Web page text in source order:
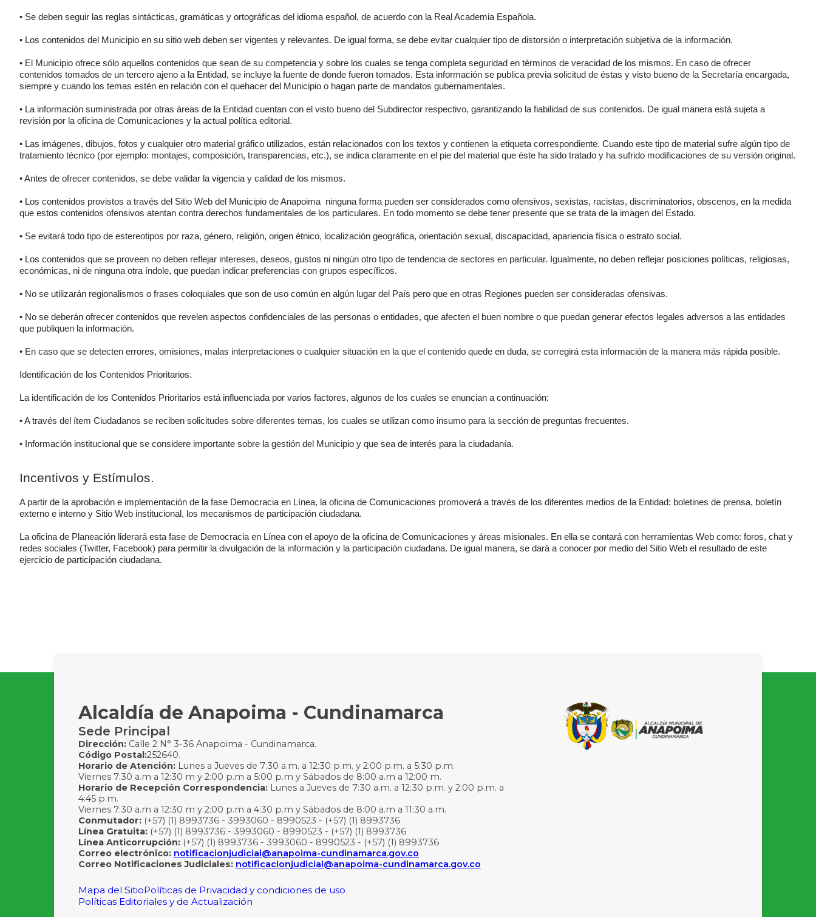
• Se deben seguir las reglas sintácticas, gramáticas y ortográficas del idioma español, de acuerdo con la Real Academia Española.
• Los contenidos del Municipio en su sitio web deben ser vigentes y relevantes. De igual forma, se debe evitar cualquier tipo de distorsión o interpretación subjetiva de la información.
• El Municipio ofrece sólo aquellos contenidos que sean de su competencia y sobre los cuales se tenga completa seguridad en términos de veracidad de los mismos. En caso de ofrecer
contenidos tomados de un tercero ajeno a la Entidad, se incluye la fuente de donde fueron tomados. Esta información se publica previa solicitud de éstas y visto bueno de la Secretaría encargada,
siempre y cuando los temas estén en relación con el quehacer del Municipio o hagan parte de mandatos gubernamentales.
• La información suministrada por otras áreas de la Entidad cuentan con el visto bueno del Subdirector respectivo, garantizando la fiabilidad de sus contenidos. De igual manera está sujeta a
revisión por la oficina de Comunicaciones y la actual política editorial.
• Las imágenes, dibujos, fotos y cualquier otro material gráfico utilizados, están relacionados con los textos y contienen la etiqueta correspondiente. Cuando este tipo de material sufre algún tipo de
tratamiento técnico (por ejemplo: montajes, composición, transparencias, etc.), se indica claramente en el pie del material que éste ha sido tratado y ha sufrido modificaciones de su versión original.
• Antes de ofrecer contenidos, se debe validar la vigencia y calidad de los mismos.
• Los contenidos provistos a través del Sitio Web del Municipio de Anapoima ninguna forma pueden ser considerados como ofensivos, sexistas, racistas, discriminatorios, obscenos, en la medida
que estos contenidos ofensivos atentan contra derechos fundamentales de los particulares. En todo momento se debe tener presente que se trata de la imagen del Estado.
• Se evitará todo tipo de estereotipos por raza, género, religión, origen étnico, localización geográfica, orientación sexual, discapacidad, apariencia física o estrato social.
• Los contenidos que se proveen no deben reflejar intereses, deseos, gustos ni ningún otro tipo de tendencia de sectores en particular. Igualmente, no deben reflejar posiciones políticas, religiosas,
económicas, ni de ninguna otra índole, que puedan indicar preferencias con grupos específicos.
• No se utilizarán regionalismos o frases coloquiales que son de uso común en algún lugar del País pero que en otras Regiones pueden ser consideradas ofensivas.
• No se deberán ofrecer contenidos que revelen aspectos confidenciales de las personas o entidades, que afecten el buen nombre o que puedan generar efectos legales adversos a las entidades
que publiquen la información.
• En caso que se detecten errores, omisiones, malas interpretaciones o cualquier situación en la que el contenido quede en duda, se corregirá esta información de la manera más rápida posible.
Identificación de los Contenidos Prioritarios.
La identificación de los Contenidos Prioritarios está influenciada por varios factores, algunos de los cuales se enuncian a continuación:
• A través del ítem Ciudadanos se reciben solicitudes sobre diferentes temas, los cuales se utilizan como insumo para la sección de preguntas frecuentes.
• Información institucional que se considere importante sobre la gestión del Municipio y que sea de interés para la ciudadanía.
Incentivos y Estímulos.
A partir de la aprobación e implementación de la fase Democracia en Línea, la oficina de Comunicaciones promoverá a través de los diferentes medios de la Entidad: boletines de prensa, boletín
externo e interno y Sitio Web institucional, los mecanismos de participación ciudadana.
La oficina de Planeación liderará esta fase de Democracia en Línea con el apoyo de la oficina de Comunicaciones y áreas misionales. En ella se contará con herramientas Web como: foros, chat y
redes sociales (Twitter, Facebook) para permitir la divulgación de la información y la participación ciudadana. De igual manera, se dará a conocer por medio del Sitio Web el resultado de este
ejercicio de participación ciudadana.
Alcaldía de Anapoima - Cundinamarca
Sede Principal
Dirección:Calle 2 N° 3-36 Anapoima - Cundinamarca.
Código Postal:252640.
Horario de Atención:Lunes a Jueves de 7:30 a.m. a 12:30 p.m. y 2:00 p.m. a 5:30 p.m.
Viernes 7:30 a.m a 12:30 m y 2:00 p.m a 5:00 p.m y Sábados de 8:00 a.m a 12:00 m.
Horario de Recepción Correspondencia:Lunes a Jueves de 7:30 a.m. a 12:30 p.m. y 2:00 p.m. a
4:45 p.m.
Viernes 7:30 a.m a 12:30 m y 2:00 p.m a 4:30 p.m y Sábados de 8:00 a.m a 11:30 a.m.
Conmutador:(+57) (1) 8993736 - 3993060 - 8990523 - (+57) (1) 8993736
Línea Gratuita:(+57) (1) 8993736 - 3993060 - 8990523 - (+57) (1) 8993736
Línea Anticorrupción:(+57) (1) 8993736 - 3993060 - 8990523 - (+57) (1) 8993736
Correo electrónico: notificacionjudicial@anapoima-cundinamarca.gov.co
Correo Notificaciones Judiciales: notificacionjudicial@anapoima-cundinamarca.gov.co
Mapa del SitioPolíticas de Privacidad y condiciones de uso
Políticas Editoriales y de Actualización